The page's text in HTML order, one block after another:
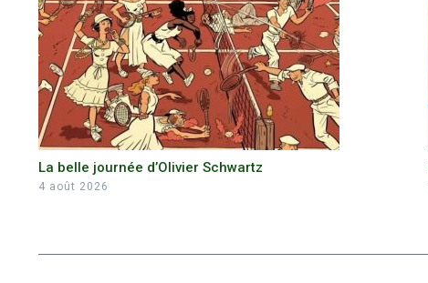
La belle journée d’Olivier Schwartz
4 août 2026